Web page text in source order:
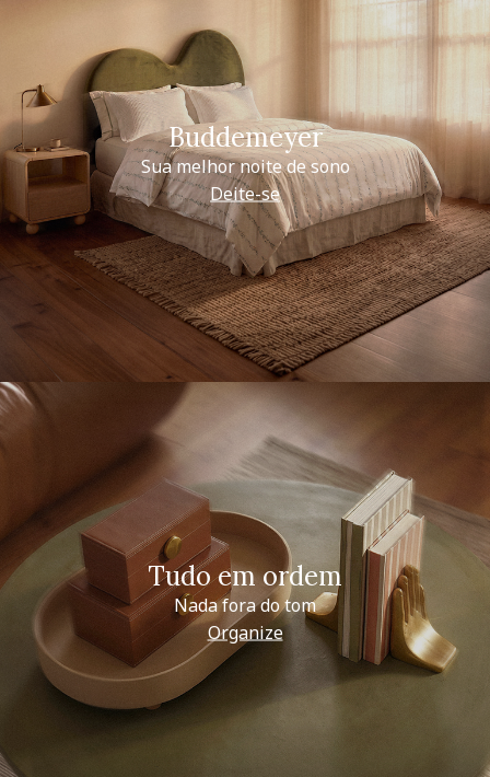
Buddemeyer
Sua melhor noite de sono
Deite-se
Tudo em ordem
Nada fora do tom
Organize